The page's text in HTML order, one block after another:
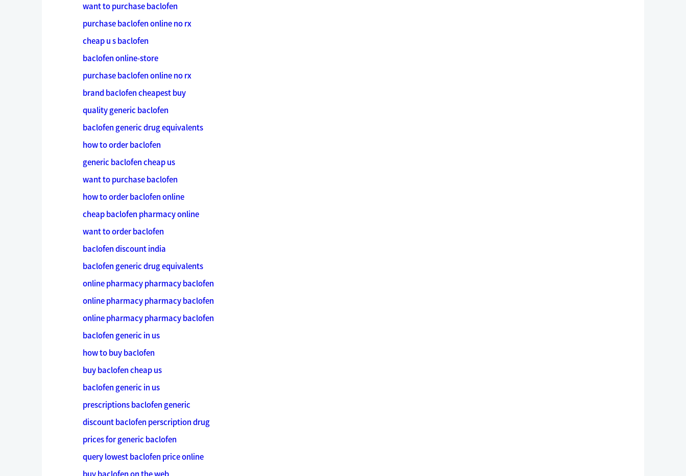
want to purchase baclofen
purchase baclofen online no rx
cheap u s baclofen
baclofen online-store
purchase baclofen online no rx
brand baclofen cheapest buy
quality generic baclofen
baclofen generic drug equivalents
how to order baclofen
generic baclofen cheap us
want to purchase baclofen
how to order baclofen online
cheap baclofen pharmacy online
want to order baclofen
baclofen discount india
baclofen generic drug equivalents
online pharmacy pharmacy baclofen
online pharmacy pharmacy baclofen
online pharmacy pharmacy baclofen
baclofen generic in us
how to buy baclofen
buy baclofen cheap us
baclofen generic in us
prescriptions baclofen generic
discount baclofen perscription drug
prices for generic baclofen
query lowest baclofen price online
buy baclofen on the web